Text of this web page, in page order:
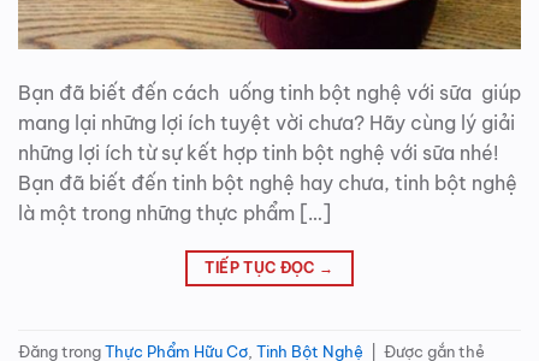
Bạn đã biết đến cách uống tinh bột nghệ với sữa giúp
mang lại những lợi ích tuyệt vời chưa? Hãy cùng lý giải
những lợi ích từ sự kết hợp tinh bột nghệ với sữa nhé!
Bạn đã biết đến tinh bột nghệ hay chưa, tinh bột nghệ
là một trong những thực phẩm […]
TIẾP TỤC ĐỌC →
Đăng trongThực Phẩm Hữu Cơ Tinh Bột Nghệ
Được gắn thẻ